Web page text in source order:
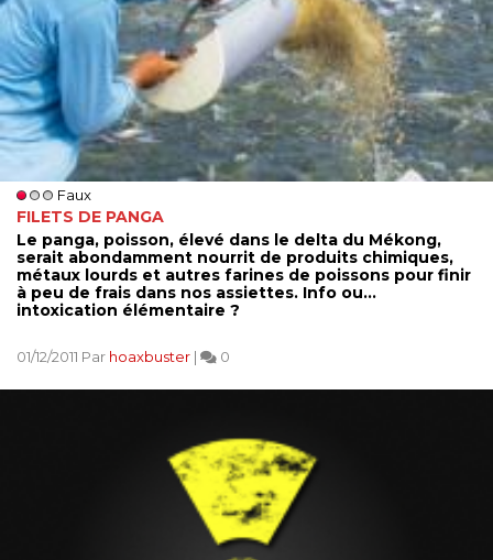
Faux
FILETS DE PANGA
Le panga, poisson, élevé dans le delta du Mékong,
serait abondamment nourrit de produits chimiques,
métaux lourds et autres farines de poissons pour finir
à peu de frais dans nos assiettes. Info ou...
intoxication élémentaire ?
01/12/2011 Par hoaxbuster | 0